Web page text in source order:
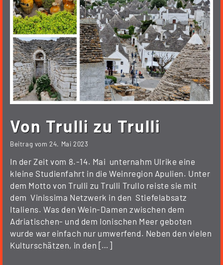
Von Trulli zu Trulli
Beitrag vom24. Mai 2023
In der Zeit vom 8.-14. Mai unternahm Ulrike eine
kleine Studienfahrt in die Weinregion Apulien. Unter
dem Motto von Trulli zu Trulli Trullo reiste sie mit
dem Vinissima Netzwerk in den Stiefelabsatz
Italiens. Was den Wein-Damen zwischen dem
Adriatischen- und dem Ionischen Meer geboten
wurde war einfach nur umwerfend. Neben den vielen
Kulturschätzen, in den […]